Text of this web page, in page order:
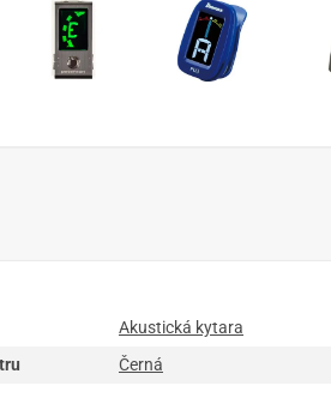
Akustická kytara
Černá